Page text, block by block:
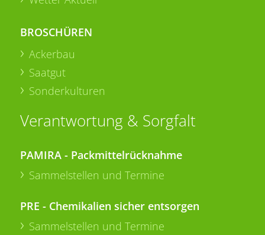
BROSCHÜREN
Ackerbau
Saatgut
Sonderkulturen
Verantwortung & Sorgfalt
PAMIRA - Packmittelrücknahme
Sammelstellen und Termine
PRE - Chemikalien sicher entsorgen
Sammelstellen und Termine